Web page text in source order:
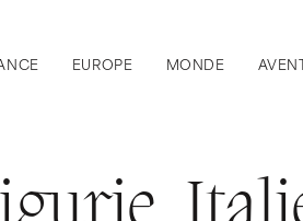
EUROPE MONDE